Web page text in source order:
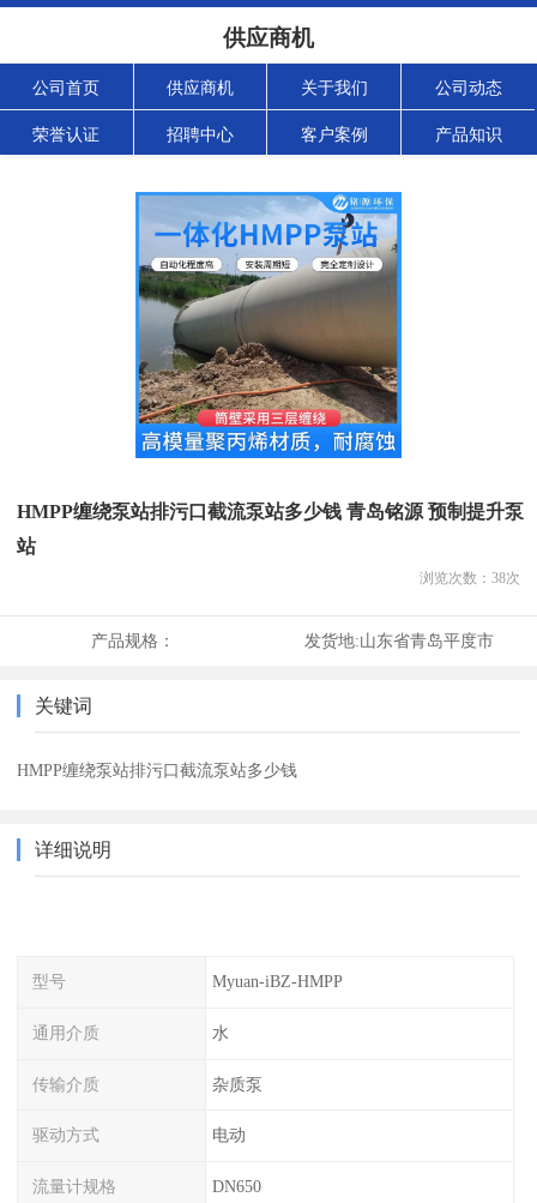
供应商机
公司首页 供应商机 关于我们 公司动态
荣誉认证 招聘中心 客户案例 产品知识
HMPP缠绕泵站排污口截流泵站多少钱 青岛铭源 预制提升泵
站
浏览次数： 38次
产品规格： 发货地:山东省青岛平度市
关键词
HMPP缠绕泵站排污口截流泵站多少钱
详细说明
型号 Myuan-iBZ-HMPP
通用介质 水
传输介质 杂质泵
驱动方式 电动
流量计规格 DN650